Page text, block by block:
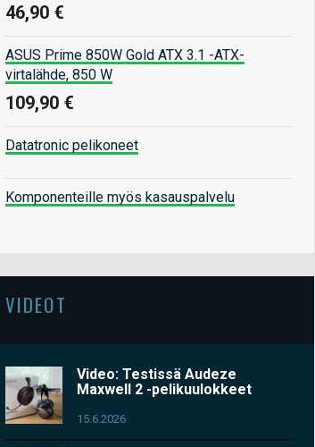
46,90 €
ASUS Prime 850W Gold ATX 3.1 -ATX-
virtalähde, 850 W
109,90 €
Datatronic pelikoneet
Komponenteille myös kasauspalvelu
VIDEOT
Video: Testissä Audeze
Maxwell 2 -pelikuulokkeet
15.6.2026